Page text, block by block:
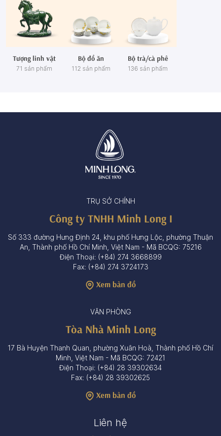
Tượng linh vật
71 sản phẩm
Bộ đồ ăn
112 sản phẩm
Bộ trà/cà phê
136 sản phẩm
TRỤ SỞ CHÍNH
Công ty TNHH Minh Long I
Số 333 đường Hưng Định 24, khu phố Hưng Lộc, phường Thuận
An, Thành phố Hồ Chí Minh, Việt Nam - Mã BCQG: 75216
Điện Thoại: (+84) 274 3668899
Fax: (+84) 274 3724173
Xem bản đồ
VĂN PHÒNG
Tòa Nhà Minh Long
17 Bà Huyện Thanh Quan, phường Xuân Hoà, Thành phố Hồ Chí
Minh, Việt Nam - Mã BCQG: 72421
Điện Thoại: (+84) 28 39302634
Fax: (+84) 28 39302625
Xem bản đồ
Liên hệ